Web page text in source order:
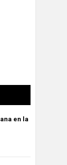
en la